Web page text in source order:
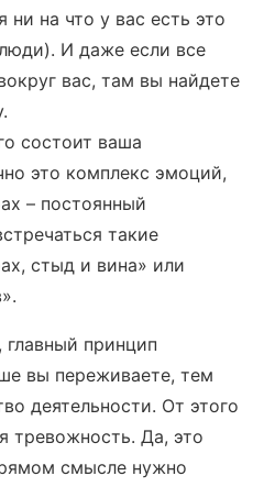
ни на что у вас есть это
И даже если все
вас, там вы найдете
состоит ваша
это комплекс эмоций,
– постоянный
такие
стыд и вина» или
принцип
вы переживаете, тем
деятельности. От этого
тревожность. Да, это
смысле нужно